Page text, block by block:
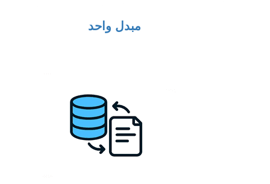
مبدل واحد